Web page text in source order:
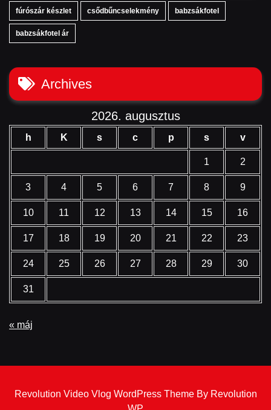
fúrószár készlet csődbűncselekmény babzsákfotel
babzsákfotel ár
Archives
2026. augusztus
h K s c p s v
1 2
3 4 5 6 7 8 9
10 11 12 13 14 15 16
17 18 19 20 21 22 23
24 25 26 27 28 29 30
31
« máj
Revolution Video Vlog WordPress Theme By Revolution